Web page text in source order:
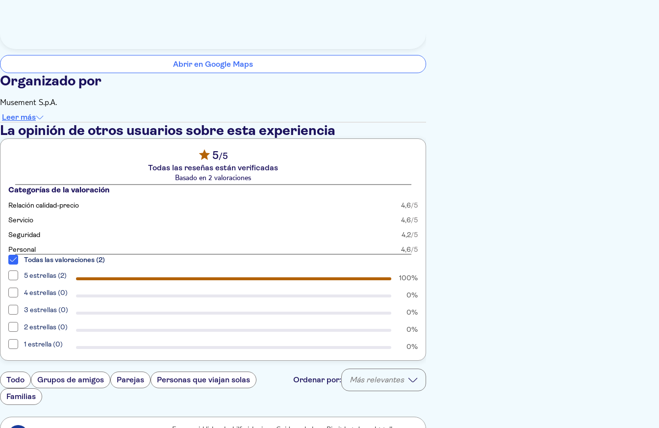
Abrir en Google Maps
Organizado por
Musement S.p.A.
Leer más
La opinión de otros usuarios sobre esta experiencia
5/5
Todas las reseñas están verificadas
Basado en 2 valoraciones
Categorías de la valoración
Relación calidad-precio 4,6/5
Servicio
4,6/5
Seguridad
4,2/5
Personal
4,6/5
Todas las valoraciones (2)
5 estrellas (2)
100%
4 estrellas (0)
0%
3 estrellas (0)
0%
2 estrellas (0)
0%
1 estrella (0)
0%
Todo Grupos de amigos Parejas
Personas que viajan solas
Familias
Ordenar por: Más relevantes